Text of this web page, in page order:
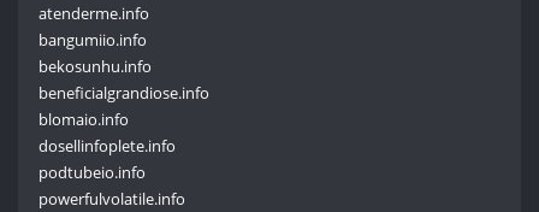
atenderme.info
bangumiio.info
bekosunhu.info
beneficialgrandiose.info
blomaio.info
dosellinfoplete.info
podtubeio.info
powerfulvolatile.info